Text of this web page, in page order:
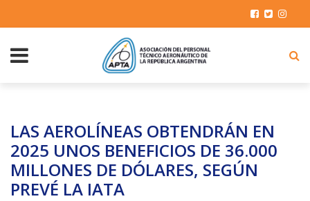
LAS AEROLÍNEAS OBTENDRÁN EN
2025 UNOS BENEFICIOS DE 36.000
MILLONES DE DÓLARES, SEGÚN
PREVÉ LA IATA